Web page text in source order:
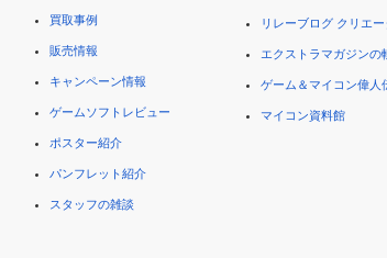
買取事例
販売情報
キャンペーン情報
ゲームソフトレビュー
ポスター紹介
パンフレット紹介
スタッフの雑談
リレーブログ クリエ
エクストラマガジンの
ゲーム＆マイコン偉人
マイコン資料館